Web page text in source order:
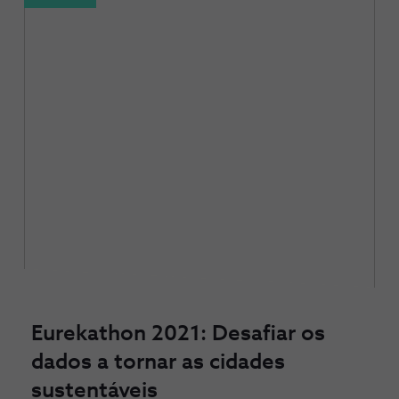
Eurekathon 2021: Desafiar os
dados a tornar as cidades
sustentáveis